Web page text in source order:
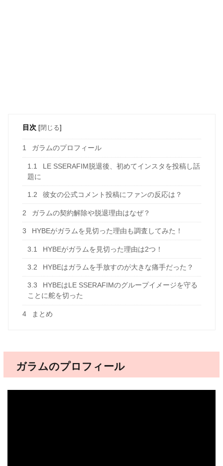
目次 [閉じる]
1 ガラムのプロフィール
1.1
LE SSERAFIM脱退後、初めてインスタを投稿し話
題に
1.2 彼女の公式コメント投稿にファンの反応は？
2 ガラムの契約解除や脱退理由はなぜ？
3 HYBEがガラムを見切った理由も調査してみた！
3.1 HYBEがガラムを見切った理由は2つ！
3.2 HYBEはガラムを手放すのが大きな痛手だった？
3.3
HYBEはLE SSERAFIMのグループイメージを守る
ことに舵を切った
4 まとめ
ガラムのプロフィール